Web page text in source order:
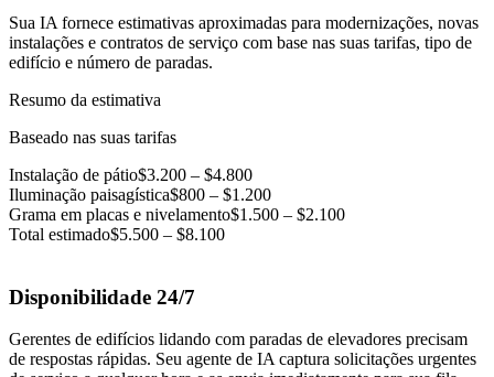
Sua IA fornece estimativas aproximadas para modernizações, novas
instalações e contratos de serviço com base nas suas tarifas, tipo de
edifício e número de paradas.
Resumo da estimativa
Baseado nas suas tarifas
Instalação de pátio$3.200 – $4.800
Iluminação paisagística$800 – $1.200
Grama em placas e nivelamento$1.500 – $2.100
Total estimado$5.500 – $8.100
Disponibilidade 24/7
Gerentes de edifícios lidando com paradas de elevadores precisam
de respostas rápidas. Seu agente de IA captura solicitações urgentes